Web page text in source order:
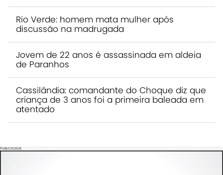
Rio Verde: homem mata mulher após
discussão na madrugada
Jovem de 22 anos é assassinada em aldeia
de Paranhos
Cassilândia: comandante do Choque diz que
criança de 3 anos foi a primeira baleada em
atentado
PUBLICIDADE